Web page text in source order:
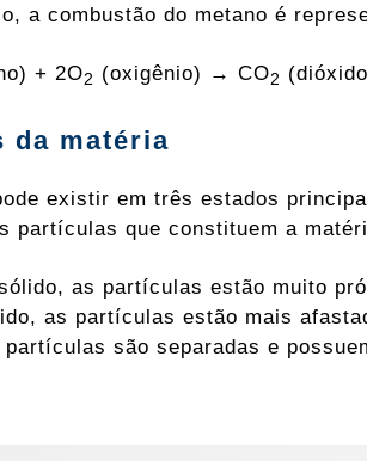
a combustão do metano é
+ 2O2 (oxigênio) → CO2
da matéria
existir em três estados
partículas que constituem a
as partículas estão muito
as partículas estão mais
são separadas e